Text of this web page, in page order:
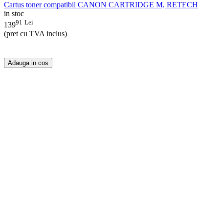
Cartus toner compatibil CANON CARTRIDGE M, RETECH
in stoc
13991 Lei
(pret cu TVA inclus)
Adauga in cos